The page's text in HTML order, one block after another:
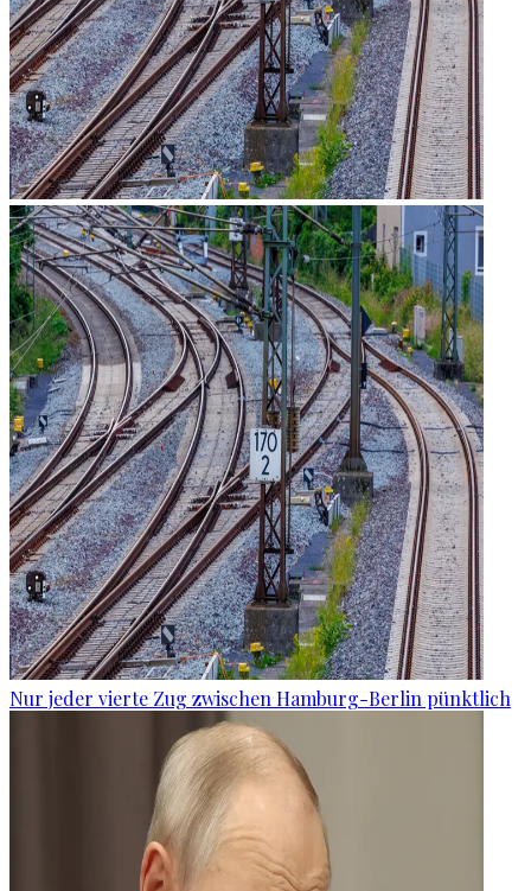
Nur jeder vierte Zug zwischen Hamburg-Berlin pünktlich